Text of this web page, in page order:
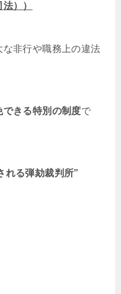
））
な非行や職務上の違法
できる特別の制度で
れる弾劾裁判所”